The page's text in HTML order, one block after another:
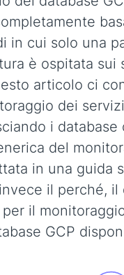
in cui solo una
è ospitata sui
articolo ci
dei
i database
del
in una guida
il perché, il
il
GCP